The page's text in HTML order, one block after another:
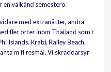
en välkänd semesterö.
med extranätter, andra
fler orter inom Thailand som t
Islands, Krabi, Railey Beach,
m fl resmål. Vi skräddarsyr